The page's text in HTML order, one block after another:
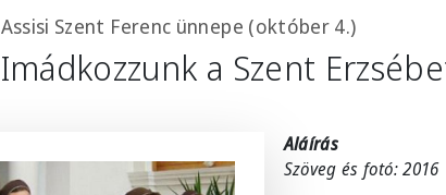
Assisi Szent Ferenc ünnepe (október 4.)
Imádkozzunk a Szent
Aláírás
Szöveg és fotó: 2016